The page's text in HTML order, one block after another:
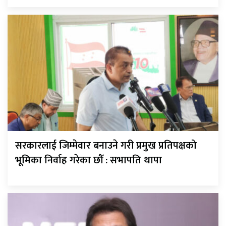
सरकारलाई जिम्मेवार बनाउने गरी प्रमुख प्रतिपक्षको
भूमिका निर्वाह गरेका छौँ : सभापति थापा